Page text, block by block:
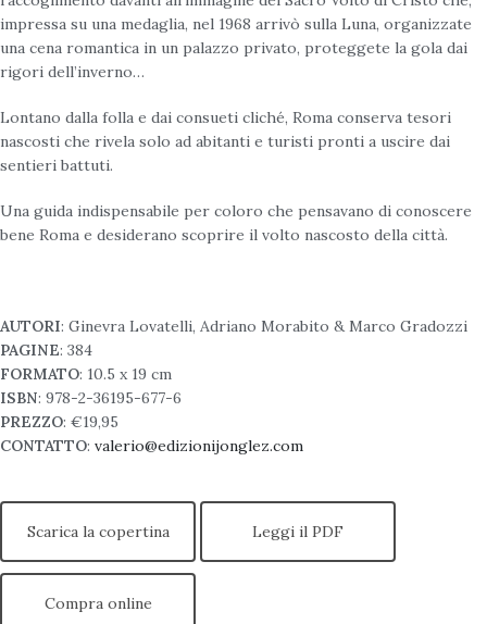
impressa su una medaglia, nel 1968 arrivò sulla Luna, organizzate
una cena romantica in un palazzo privato, proteggete la gola dai
rigori dell’inverno…
Lontano dalla folla e dai consueti cliché, Roma conserva tesori
nascosti che rivela solo ad abitanti e turisti pronti a uscire dai
sentieri battuti.
Una guida indispensabile per coloro che pensavano di conoscere
bene Roma e desiderano scoprire il volto nascosto della città.
AUTORI: Ginevra Lovatelli, Adriano Morabito & Marco Gradozzi
PAGINE: 384
FORMATO: 10.5 x 19 cm
ISBN: 978-2-36195-677-6
PREZZO: €19,95
CONTATTO: valerio@edizionijonglez.com
Scarica la copertina Leggi il PDF
Compra online